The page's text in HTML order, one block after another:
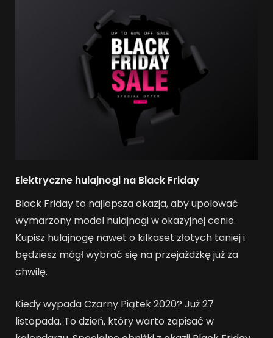
Elektryczne hulajnogi na Black Friday
Black Friday to najlepsza okazja, aby upolować
wymarzony model hulajnogi w okazyjnej cenie.
Kupisz hulajnogę nawet o kilkaset złotych taniej i
będziesz mógł wybrać się na przejażdżkę już za
chwilę.
Kiedy wypada Czarny Piątek 2020? Już 27
listopada. To dzień, który warto zapisać w